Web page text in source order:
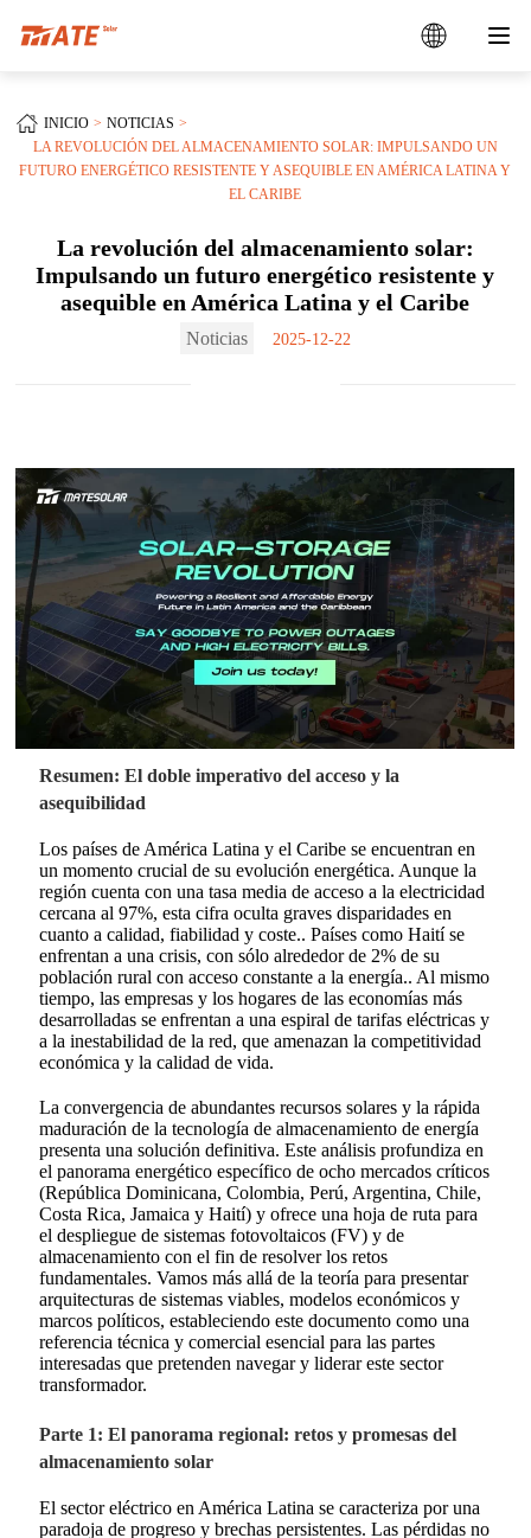
INICIO
NOTICIAS
LA REVOLUCIÓN DEL ALMACENAMIENTO SOLAR: IMPULSANDO UN
FUTURO ENERGÉTICO RESISTENTE Y ASEQUIBLE EN AMÉRICA LATINA Y
EL CARIBE
La revolución del almacenamiento solar:
Impulsando un futuro energético resistente y
asequible en América Latina y el Caribe
Noticias 2025-12-22
Resumen: El doble imperativo del acceso y la
asequibilidad
Los países de América Latina y el Caribe se encuentran en
un momento crucial de su evolución energética. Aunque la
región cuenta con una tasa media de acceso a la electricidad
cercana al 97%, esta cifra oculta graves disparidades en
cuanto a calidad, fiabilidad y coste.. Países como Haití se
enfrentan a una crisis, con sólo alrededor de 2% de su
población rural con acceso constante a la energía.. Al mismo
tiempo, las empresas y los hogares de las economías más
desarrolladas se enfrentan a una espiral de tarifas eléctricas y
a la inestabilidad de la red, que amenazan la competitividad
económica y la calidad de vida.
La convergencia de abundantes recursos solares y la rápida
maduración de la tecnología de almacenamiento de energía
presenta una solución definitiva. Este análisis profundiza en
el panorama energético específico de ocho mercados críticos
(República Dominicana, Colombia, Perú, Argentina, Chile,
Costa Rica, Jamaica y Haití) y ofrece una hoja de ruta para
el despliegue de sistemas fotovoltaicos (FV) y de
almacenamiento con el fin de resolver los retos
fundamentales. Vamos más allá de la teoría para presentar
arquitecturas de sistemas viables, modelos económicos y
marcos políticos, estableciendo este documento como una
referencia técnica y comercial esencial para las partes
interesadas que pretenden navegar y liderar este sector
transformador.
Parte 1: El panorama regional: retos y promesas del
almacenamiento solar
El sector eléctrico en América Latina se caracteriza por una
paradoja de progreso y brechas persistentes. Las pérdidas no